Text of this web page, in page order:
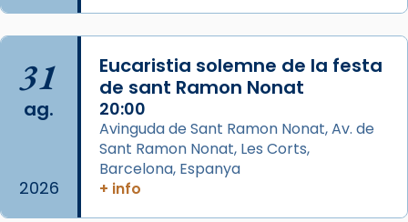
comitè organitzador de la visita apostòlica
del Sant Pare Lleó XIV a Barcelona, i als
col·laboradors, a la Catedral de Barcelona.
L’arquebisbe de Barcelona, el cardenal Joan
Josep Omella, ha presidit la missa i l’ha
concelebrat el bisbe auxiliar de Barcelona,
Mons. David Abadías.
31
ag.
2026
Eucaristia solemne de la festa
de sant Ramon Nonat
20:00
Avinguda de Sant Ramon Nonat, Av. de
Sant Ramon Nonat, Les Corts,
Barcelona, Espanya
+ info